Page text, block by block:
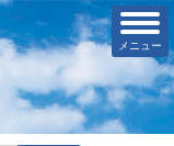
メニュー